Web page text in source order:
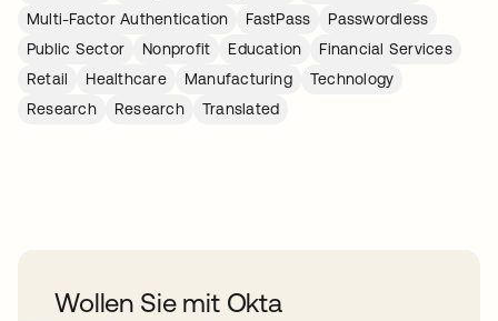
Multi-Factor Authentication
FastPass
Passwordless
Public Sector
Nonprofit Education
Financial Services
Retail
Healthcare Manufacturing
Technology
Research
Research Translated
Wollen Sie mit Okta